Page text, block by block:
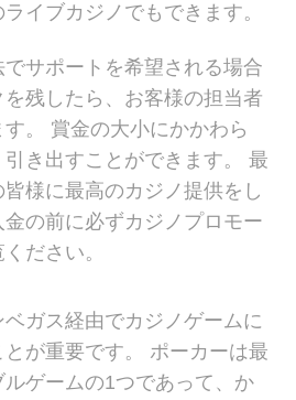
イブカジノでもできます。
サポートを希望される場合
残したら、お客様の担当者
。 賞金の大小にかかわら
き出すことができます。 最
様に最高のカジノ提供をし
の前に必ずカジノプロモー
ださい。
ガス経由でカジノゲームに
が重要です。 ポーカーは最
ゲームの1つであって、か